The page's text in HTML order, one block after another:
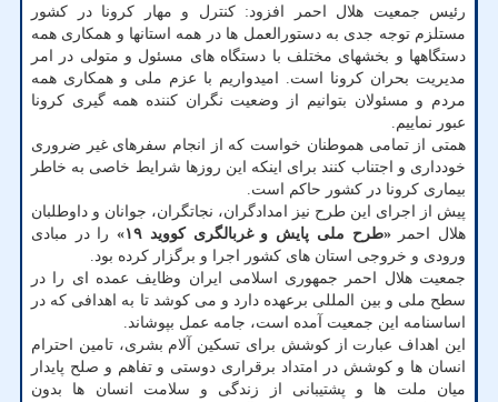
رئیس جمعیت هلال احمر افزود: کنترل و مهار کرونا در کشور
مستلزم توجه جدی به دستورالعمل ها در همه استانها و همکاری همه
دستگاهها و بخشهای مختلف با دستگاه های مسئول و متولی در امر
مدیریت بحران کرونا است. امیدواریم با عزم ملی و همکاری همه
مردم و مسئولان بتوانیم از وضعیت نگران کننده همه گیری کرونا
عبور نماییم.
همتی از تمامی هموطنان خواست که از انجام سفرهای غیر ضروری
خودداری و اجتناب کنند برای اینکه این روزها شرایط خاصی به خاطر
بیماری کرونا در کشور حاکم است.
پیش از اجرای این طرح نیز امدادگران، نجاتگران، جوانان و داوطلبان
هلال احمر«طرح ملی پایش و غربالگری کووید ۱۹»
را در مبادی
ورودی و خروجی استان های کشور اجرا و برگزار کرده بود.
جمعیت هلال احمر جمهوری اسلامی ایران وظایف عمده ای را در
سطح ملی و بین المللی برعهده دارد و می کوشد تا به اهدافی که در
اساسنامه این جمعیت آمده است، جامه عمل بپوشاند.
این اهداف عبارت از کوشش برای تسکین آلام بشری، تامین احترام
انسان ها و کوشش در امتداد برقراری دوستی و تفاهم و صلح پایدار
میان ملت ها و پشتیبانی از زندگی و سلامت انسان ها بدون